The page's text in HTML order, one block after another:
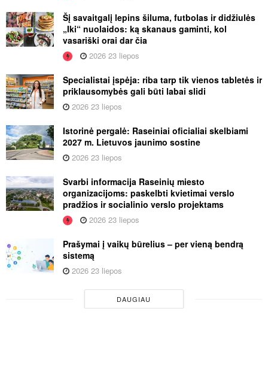
Šį savaitgalį lepins šiluma, futbolas ir didžiulės
„Iki“ nuolaidos: ką skanaus gaminti, kol
vasariški orai dar čia
2026 23 liepos
Specialistai įspėja: riba tarp tik vienos tabletės ir
priklausomybės gali būti labai slidi
2026 23 liepos
Istorinė pergalė: Raseiniai oficialiai skelbiami
2027 m. Lietuvos jaunimo sostine
2026 23 liepos
Svarbi informacija Raseinių miesto
organizacijoms: paskelbti kvietimai verslo
pradžios ir socialinio verslo projektams
2026 23 liepos
Prašymai į vaikų būrelius – per vieną bendrą
sistemą
2026 23 liepos
DAUGIAU